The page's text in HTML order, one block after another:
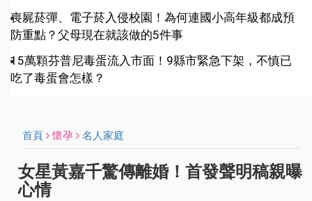
喪屍菸彈、電子菸入侵校園！為何連國小高年級都成預
防重點？父母現在就該做的5件事
15萬顆芬普尼毒蛋流入市面！9縣市緊急下架，不慎已
吃了毒蛋會怎樣？
首頁 懷孕 名人家庭
女星黃嘉千驚傳離婚！首發聲明稿親曝
心情